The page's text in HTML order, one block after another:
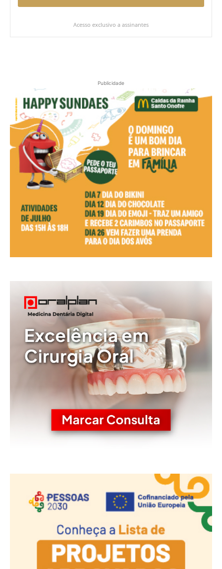
Acesso exclusivo a assinantes
Publicidade